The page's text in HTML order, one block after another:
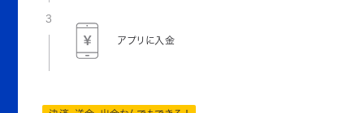
3
アプリに入金